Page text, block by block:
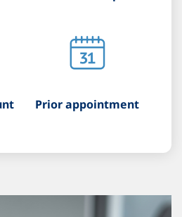
Prior appointment